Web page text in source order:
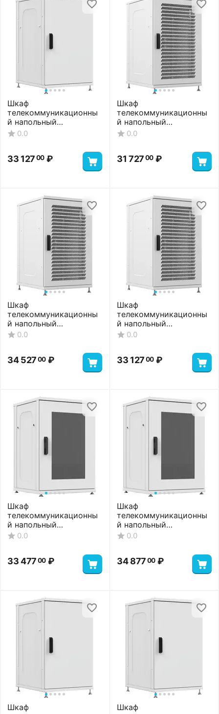
Шкаф
телекоммуникационны
й напольный
ШТНП-18U-600-600-
0.0
33 12700 ₽
Шкаф
телекоммуникационны
й напольный
ШТНП-18U-600-600-П-
0.0
31 72700 ₽
Шкаф
телекоммуникационны
й напольный
ШТНП-18U-600-600-
0.0
34 52700 ₽
Шкаф
телекоммуникационны
й напольный
ШТНП-18U-600-600-
0.0
33 12700 ₽
Шкаф
телекоммуникационны
й напольный
ШТНП-18U-600-600-С-
0.0
33 47700 ₽
Шкаф
телекоммуникационны
й напольный
ШТНП-18U-600-600-
0.0
34 87700 ₽
Шкаф
Шкаф